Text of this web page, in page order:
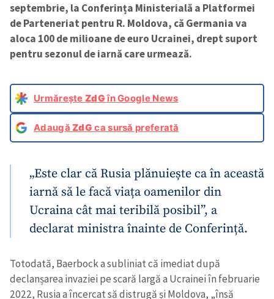
septembrie, la Conferința Ministerială a Platformei
de Parteneriat pentru R. Moldova, că Germania va
aloca 100 de milioane de euro Ucrainei, drept suport
pentru sezonul de iarnă care urmează.
Urmărește ZdGîn Google News
AdaugăZdG ca sursă preferată
„Este clar că Rusia plănuiește ca în această
iarnă să le facă viața oamenilor din
Ucraina cât mai teribilă posibil”, a
declarat ministra înainte de Conferință.
Totodată, Baerbock a subliniat că imediat după
declanșarea invaziei pe scară largă a Ucrainei în februarie
2022, Rusia a încercat să distrugă și Moldova, „însă